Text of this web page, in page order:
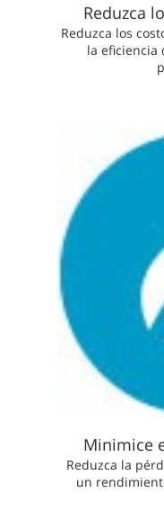
Reduzca
Reduzca los
la eficiencia
Minimice
Reduzca la
un